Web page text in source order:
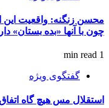
محسن زنگنه: واقعیت این
چون با آنها «بده بستان»
1 min read
گفتگوی ویژه
استقلال مس هیچ گاه اتفاق